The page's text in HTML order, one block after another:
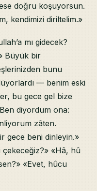
doğru koşuyorsun.
kendimizi diriltelim.»
mı gidecek?
Büyük bir
bunu
— benim eski
bu gece gel bize
diyordum ona:
zâten.
gece beni dinleyin.»
çekeceğiz?» «Hâ, hû
«Evet, hûcu